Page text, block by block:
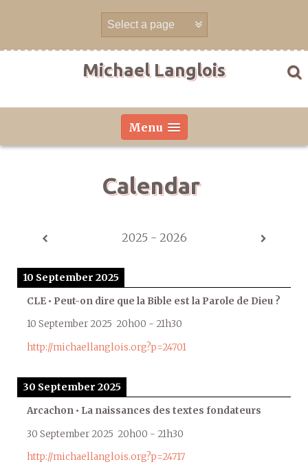
Michael Langlois
Menu
Calendar
2025 - 2026
10 September 2025
CLE • Peut-on dire que la Bible est la Parole de Dieu ?
10 September 2025 20h00 - 21h30
http://michaellanglois.org?p=24701
30 September 2025
Arcachon • La naissances des textes fondateurs
30 September 2025 20h00 - 21h30
http://michaellanglois.org?p=24717